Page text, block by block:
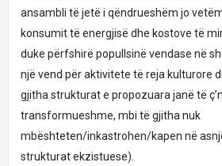
ansambli të jetë i qëndrueshëm jo
konsumit të energjisë dhe kostove të
duke përfshirë popullsinë vendase në
një vend për aktivitete të reja kulturore
gjitha strukturat e propozuara janë të
transformueshme, mbi të gjitha nuk
mbështeten/inkastrohen/kapen në
strukturat ekzistuese).